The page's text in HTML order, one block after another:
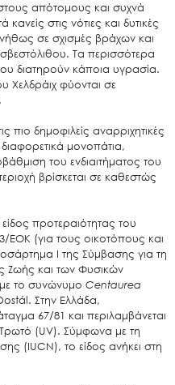
απότομους και συχνά
στις νότιες και δυτικές
σε σχισμές βράχων και
Τα περισσότερα
διατηρούν κάποια υγρασία.
Χελδράιχ φύονται σε
πιο δημοφιλείς αναρριχητικές
μονοπάτια,
του ενδιαιτήματος του
βρίσκεται σε καθεστώς
προτεραιότητας του
ΕΟΚ (για τους οικοτόπους και
Ι της Σύμβασης για τη
Ζωής και των Φυσικών
το συνώνυμο Centaurea
Στην Ελλάδα,
67/81 και περιλαμβάνεται
(UV). Σύμφωνα με τη
(IUCN), το είδος ανήκει στη